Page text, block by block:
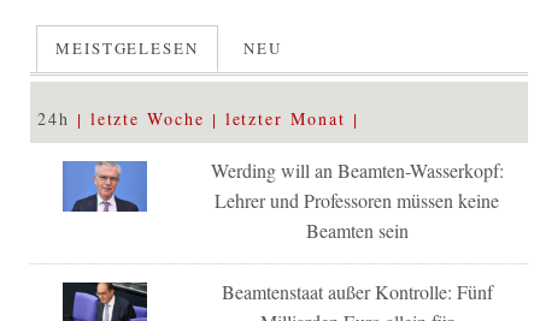
MEISTGELESEN NEU
24h letzte Woche letzter Monat
Werding will an Beamten-Wasserkopf:
Lehrer und Professoren müssen keine
Beamten sein
Beamtenstaat außer Kontrolle: Fünf